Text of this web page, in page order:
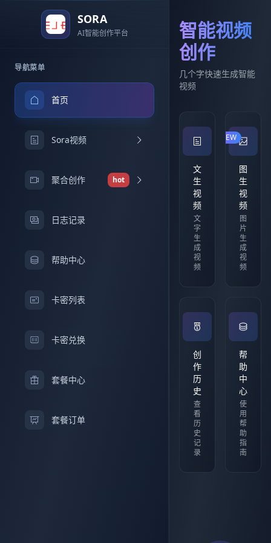
SORA
AI智能创作平台
导航菜单
首页
Sora视频
聚合创作 hot
日志记录
帮助中心
卡密列表
卡密兑换
套餐中心
套餐订单
智能视频
创作
几个字快速生成智能
视频
文
生
视
频
文
字
生
成
视
频
图
生
视
频
图
片
生
成
视
频
NEW
创
作
历
史
查
看
历
史
记
录
帮
助
中
心
使
用
帮
助
指
南